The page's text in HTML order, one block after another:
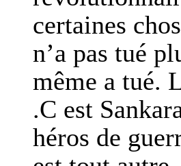
certaines
n’a pas tué
même a tué.
.C est
héros de